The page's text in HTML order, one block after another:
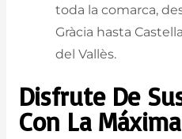
toda la comarca,
Gràcia hasta
del Vallès.
Disfrute De
Con La